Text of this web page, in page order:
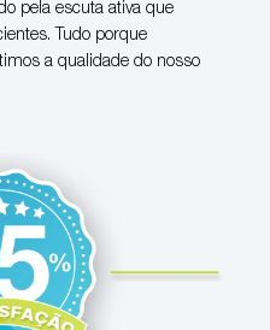
pela escuta ativa que
Tudo porque
a qualidade do nosso